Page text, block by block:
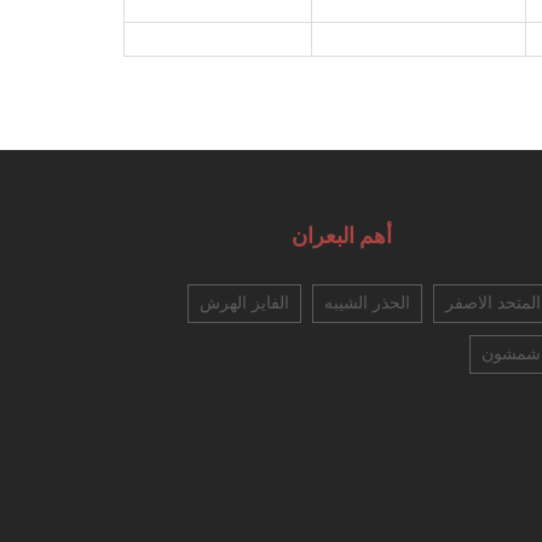
أهم البعران
المتحد الاصفر الحذر الشيبه الفايز الهرش
شمشون